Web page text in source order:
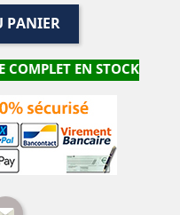
PANIER
COMPLET EN STOCK